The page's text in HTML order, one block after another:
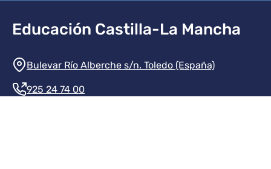
Educación Castilla-La Mancha
Información de la institución
Bulevar Río Alberche s/n. Toledo (España)
925 24 74 00